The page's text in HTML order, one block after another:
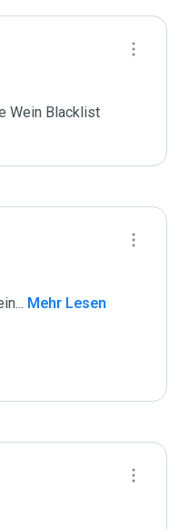
Wein Blacklist
... Mehr Lesen